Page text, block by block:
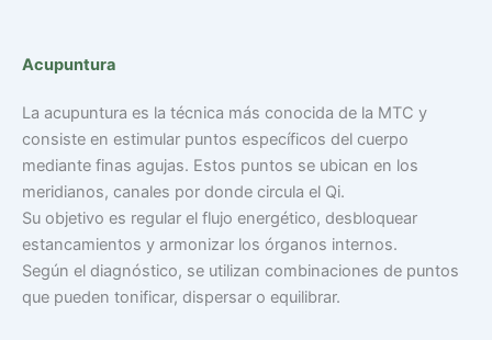
Acupuntura
La acupuntura es la técnica más conocida de la MTC y
consiste en estimular puntos específicos del cuerpo
mediante finas agujas. Estos puntos se ubican en los
meridianos, canales por donde circula el Qi.
Su objetivo es regular el flujo energético, desbloquear
estancamientos y armonizar los órganos internos.
Según el diagnóstico, se utilizan combinaciones de puntos
que pueden tonificar, dispersar o equilibrar.